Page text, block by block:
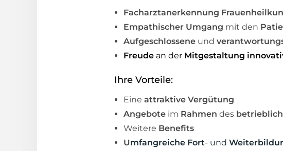
Facharztanerkennung
Empathischer Umgang mit den
Aufgeschlossene und
Freude an der Mitgestaltung
Ihre Vorteile:
Eine attraktive Vergütung
Angebote im Rahmen des
Weitere Benefits
Umfangreiche Fort- und